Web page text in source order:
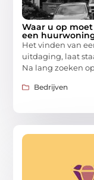
Waar u op
een
Het vinden van
uitdaging, laat
Na lang zoeken
Bedrijven